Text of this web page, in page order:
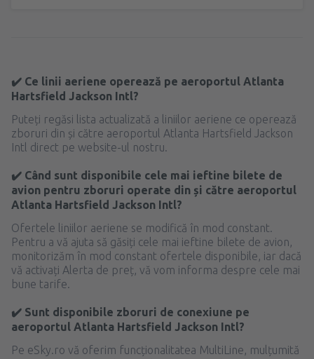
✔️ Ce linii aeriene operează pe aeroportul Atlanta
Hartsfield Jackson Intl?
Puteți regăsi lista actualizată a liniilor aeriene ce operează
zboruri din și către aeroportul Atlanta Hartsfield Jackson
Intl direct pe website-ul nostru.
✔️ Când sunt disponibile cele mai ieftine bilete de
avion pentru zboruri operate din și către aeroportul
Atlanta Hartsfield Jackson Intl?
Ofertele liniilor aeriene se modifică în mod constant.
Pentru a vă ajuta să găsiți cele mai ieftine bilete de avion,
monitorizăm în mod constant ofertele disponibile, iar dacă
vă activați Alerta de preț, vă vom informa despre cele mai
bune tarife.
✔️ Sunt disponibile zboruri de conexiune pe
aeroportul Atlanta Hartsfield Jackson Intl?
Pe eSky.ro vă oferim funcționalitatea MultiLine, mulțumită